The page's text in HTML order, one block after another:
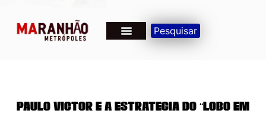
Pesquisar
Paulo Victor e a Estratégia do “Lobo em